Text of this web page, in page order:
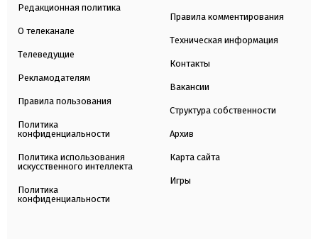
Редакционная политика
О телеканале
Телеведущие
Рекламодателям
Правила пользования
Политика
конфиденциальности
Политика использования
искусственного интеллекта
Политика
конфиденциальности
Правила комментирования
Техническая информация
Контакты
Вакансии
Структура собственности
Архив
Карта сайта
Игры